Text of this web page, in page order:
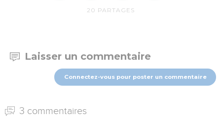
20 PARTAGES
Laisser un commentaire
Connectez-vous pour poster un commentaire
3 commentaires